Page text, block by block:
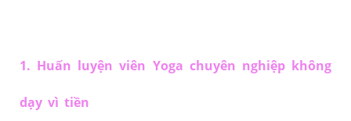
1. Huấn luyện viên Yoga chuyên nghiệp không
dạy vì tiền